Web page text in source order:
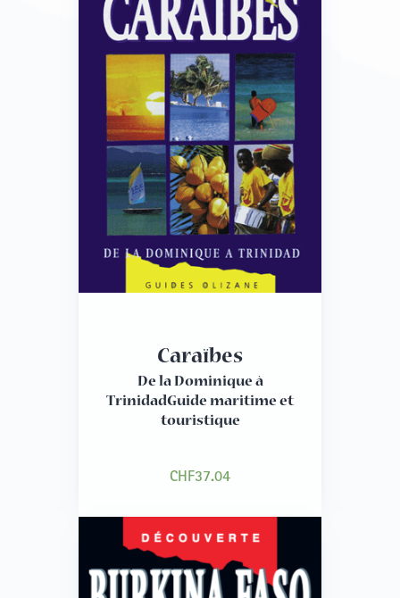
Caraïbes
De la Dominique à
TrinidadGuide maritime et
touristique
CHF37.04